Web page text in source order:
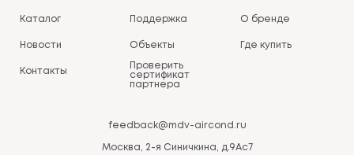
Каталог Поддержка О бренде
Новости Объекты Где купить
Контакты
Проверить
сертификат
партнера
feedback@mdv-aircond.ru
Москва, 2-я Синичкина, д.9Ас7